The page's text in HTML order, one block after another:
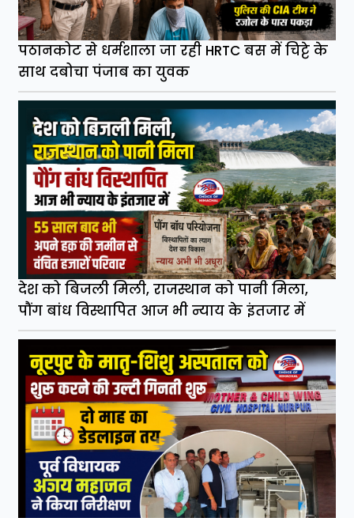
पठानकोट से धर्मशाला जा रही HRTC बस में चिट्टे के
साथ दबोचा पंजाब का युवक
देश को बिजली मिली, राजस्थान को पानी मिला,
पौंग बांध विस्थापित आज भी न्याय के इंतजार में